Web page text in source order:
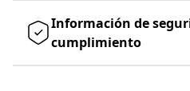
Información de
cumplimiento